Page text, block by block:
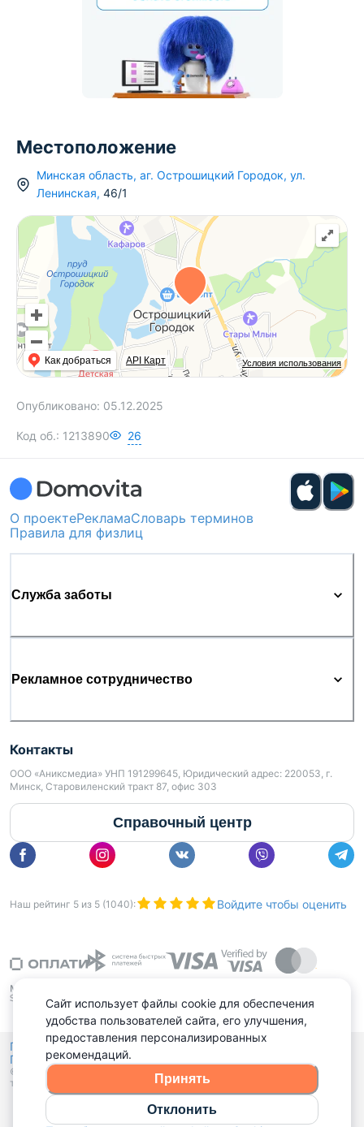
Местоположение
Минская область, аг. Острошицкий Городок, ул.
Ленинская, 46/1
Условия использования
Как добраться API Карт
Опубликовано: 05.12.2025
Код об.: 1213890 26
О проектеРекламаСловарь терминов
Правила для физлиц
Служба заботы
Рекламное сотрудничество
Контакты
ООО «Аниксмедиа» УНП 191299645, Юридический адрес: 220053, г.
Минск, Старовиленский тракт 87, офис 303
Справочный центр
Наш рейтинг 5 из 5 (1040): Войдите чтобы оценить
Политика конфиденциальности,
Политика обработки файлов куки
© 2015 - 2026, Domovita.by. Копирование материалов допускается
только при наличии активной ссылки.
Сайт использует файлы cookie для обеспечения
удобства пользователей сайта, его улучшения,
предоставления персонализированных
рекомендаций.
Принять
Отклонить